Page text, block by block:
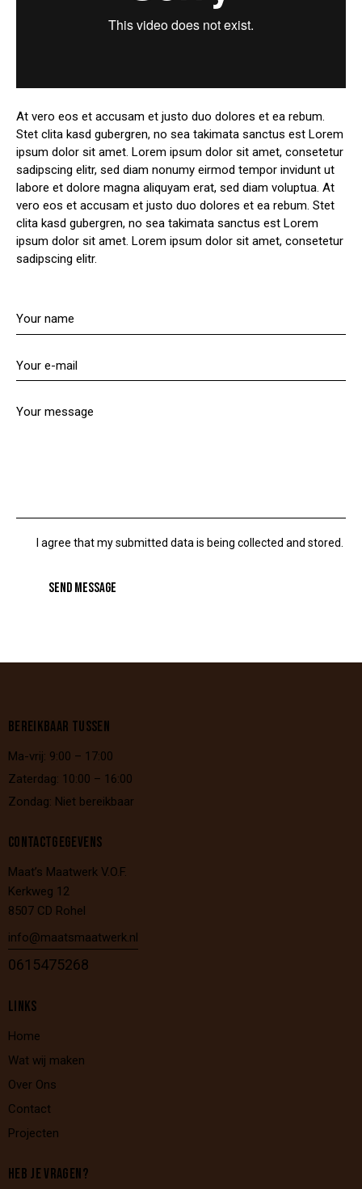
At vero eos et accusam et justo duo dolores et ea rebum.
Stet clita kasd gubergren, no sea takimata sanctus est Lorem
ipsum dolor sit amet. Lorem ipsum dolor sit amet, consetetur
sadipscing elitr, sed diam nonumy eirmod tempor invidunt ut
labore et dolore magna aliquyam erat, sed diam voluptua. At
vero eos et accusam et justo duo dolores et ea rebum. Stet
clita kasd gubergren, no sea takimata sanctus est Lorem
ipsum dolor sit amet. Lorem ipsum dolor sit amet, consetetur
sadipscing elitr.
I agree that my submitted data is being collected and stored.
SEND MESSAGE
BEREIKBAAR TUSSEN
Ma-vrij: 9:00 – 17:00
Zaterdag: 10:00 – 16:00
Zondag: Niet bereikbaar
CONTACTGEGEVENS
Maat’s Maatwerk V.O.F.
Kerkweg 12
8507 CD Rohel
info@maatsmaatwerk.nl
0615475268
LINKS
Home
Wat wij maken
Over Ons
Contact
Projecten
HEB JE VRAGEN?